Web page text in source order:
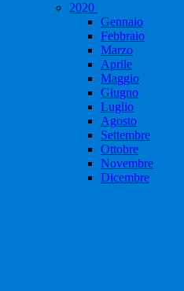
2020
Gennaio
Febbraio
Marzo
Aprile
Maggio
Giugno
Luglio
Agosto
Settembre
Ottobre
Novembre
Dicembre